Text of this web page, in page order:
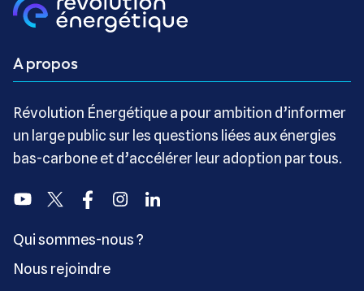
A propos
Révolution Énergétique a pour ambition d’informer
un large public sur les questions liées aux énergies
bas-carbone et d’accélérer leur adoption par tous.
YoutubeTwitter FacebookInstagramLinkedin
Qui sommes-nous ?
Nous rejoindre